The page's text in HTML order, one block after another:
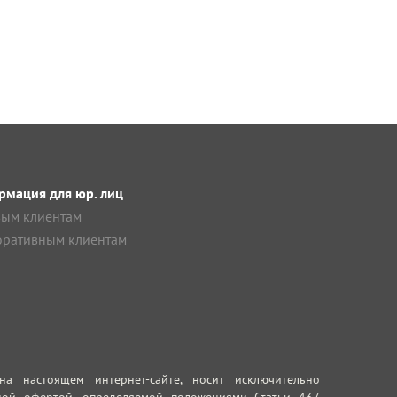
для юр. лиц
клиентам
клиентам
интернет-сайте, носит исключительно